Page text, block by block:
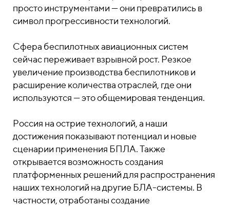
просто инструментами — они превратились в
символ прогрессивности технологий.
Сфера беспилотных авиационных систем
сейчас переживает взрывной рост. Резкое
увеличение производства беспилотников и
расширение количества отраслей, где они
используются — это общемировая тенденция.
Россия на острие технологий, а наши
достижения показывают потенциал и новые
сценарии применения БПЛА. Также
открывается возможность создания
платформенных решений для распространения
наших технологий на другие БЛА-системы. В
частности, отработаны создание